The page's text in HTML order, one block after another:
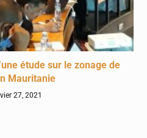
étude sur le zonage de
Mauritanie
27, 2021